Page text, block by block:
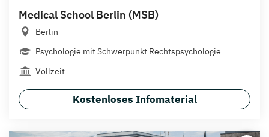
Medical School Berlin (MSB)
Berlin
Psychologie mit Schwerpunkt Rechtspsychologie
Vollzeit
Kostenloses Infomaterial